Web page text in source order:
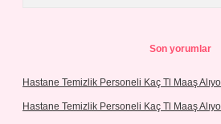
Son yorumlar
Hastane Temizlik Personeli Kaç Tl Maaş
Hastane Temizlik Personeli Kaç Tl Maaş